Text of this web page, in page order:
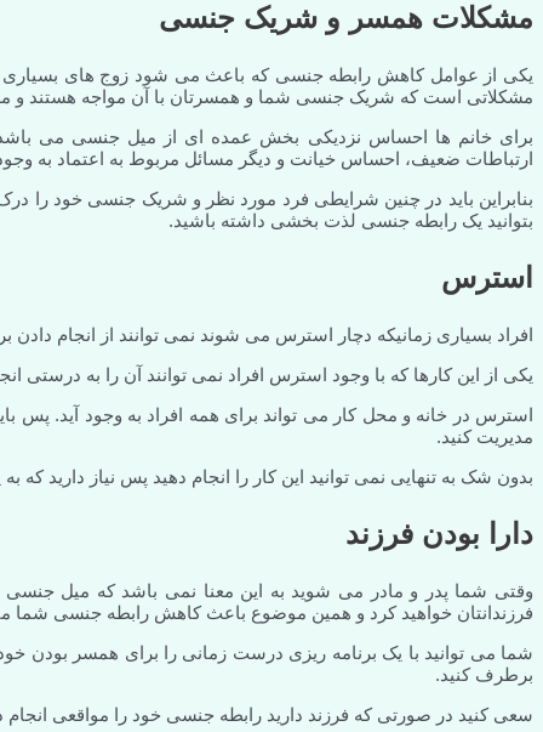
مشکلات همسر و شریک جنسی
یکی از عوامل کاهش رابطه جنسی که باعث می شود زوج های بسیاری
مشکلاتی است که شریک جنسی شما و همسرتان با آن مواجه هستند و
برای خانم ها احساس نزدیکی بخش عمده ای از میل جنسی می باشد
ارتباطات ضعیف، احساس خیانت و دیگر مسائل مربوط به اعتماد به
بنابراین باید در چنین شرایطی فرد مورد نظر و شریک جنسی خود را
بتوانید یک رابطه جنسی لذت بخشی داشته باشید.
استرس
افراد بسیاری زمانیکه دچار استرس می شوند نمی توانند از انجام دادن
یکی از این کارها که با وجود استرس افراد نمی توانند آن را به درستی
استرس در خانه و محل کار می تواند برای همه افراد به وجود آید. پس
مدیریت کنید.
بدون شک به تنهایی نمی توانید این کار را انجام دهید پس نیاز دارید که
دارا بودن فرزند
وقتی شما پدر و مادر می شوید به این معنا نمی باشد که میل
فرزندانتان خواهید کرد و همین موضوع باعث کاهش رابطه جنسی شما
شما می توانید با یک برنامه ریزی درست زمانی را برای همسر بودن خود
برطرف کنید.
سعی کنید در صورتی که فرزند دارید رابطه جنسی خود را مواقعی